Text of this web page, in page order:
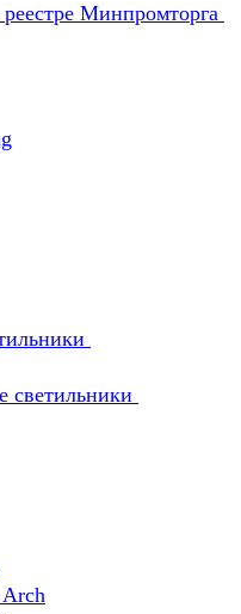
Минпромторга